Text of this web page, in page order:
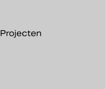
Projecten